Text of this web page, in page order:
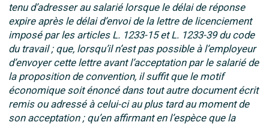
tenu d’adresser au salarié lorsque le délai de réponse
expire après le délai d’envoi de la lettre de licenciement
imposé par les articles L. 1233-15 et L. 1233-39 du code
du travail ; que, lorsqu’il n’est pas possible à l’employeur
d’envoyer cette lettre avant l’acceptation par le salarié de
la proposition de convention, il suffit que le motif
économique soit énoncé dans tout autre document écrit
remis ou adressé à celui-ci au plus tard au moment de
son acceptation ; qu’en affirmant en l’espèce que la